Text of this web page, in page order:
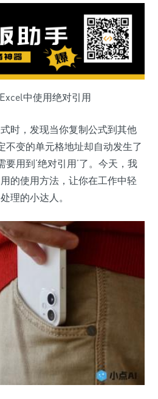
中使用绝对引用
时，发现当你复制公式到其他
不变的单元格地址却自动发生了
用到‘绝对引用’了。今天，我
的使用方法，让你在工作中轻
理的小达人。